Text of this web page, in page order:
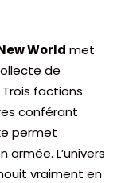
World met
de
factions
conférant
permet
armée. L’univers
vraiment en